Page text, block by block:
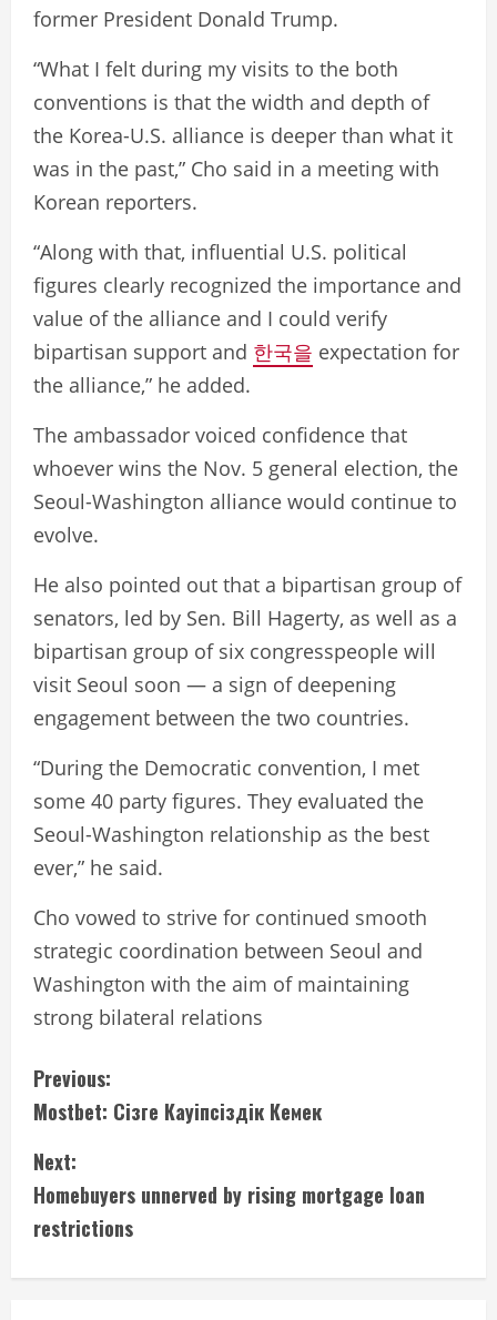
former President Donald Trump.
“What I felt during my visits to the both
conventions is that the width and depth of
the Korea-U.S. alliance is deeper than what it
was in the past,” Cho said in a meeting with
Korean reporters.
“Along with that, influential U.S. political
figures clearly recognized the importance and
value of the alliance and I could verify
bipartisan support and 한국을 expectation for
the alliance,” he added.
The ambassador voiced confidence that
whoever wins the Nov. 5 general election, the
Seoul-Washington alliance would continue to
evolve.
He also pointed out that a bipartisan group of
senators, led by Sen. Bill Hagerty, as well as a
bipartisan group of six congresspeople will
visit Seoul soon — a sign of deepening
engagement between the two countries.
“During the Democratic convention, I met
some 40 party figures. They evaluated the
Seoul-Washington relationship as the best
ever,” he said.
Cho vowed to strive for continued smooth
strategic coordination between Seoul and
Washington with the aim of maintaining
strong bilateral relations
C
o
n
t
i
Previous:
Mostbet: Сiзге Кауiпсiздiк Кемек
Next:
Homebuyers unnerved by rising mortgage loan
restrictions